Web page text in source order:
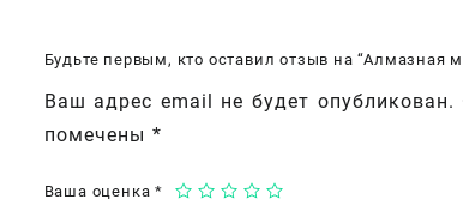
Будьте первым, кто оставил отзыв на “Алмазная
Ваш адрес email не будет опубликован.
помечены*
Ваша оценка*